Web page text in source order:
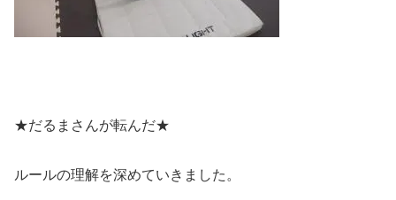
★だるまさんが転んだ★
ルールの理解を深めていきました。